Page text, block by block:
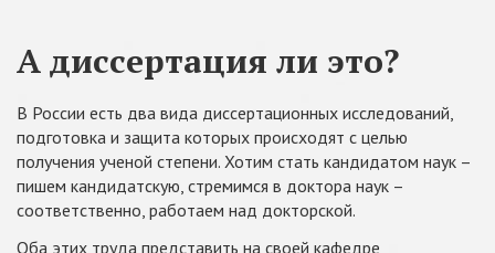
А диссертация ли это?
В России есть два вида диссертационных исследований,
подготовка и защита которых происходят с целью
получения ученой степени. Хотим стать кандидатом наук –
пишем кандидатскую, стремимся в доктора наук –
соответственно, работаем над докторской.
Оба этих труда представить на своей кафедре